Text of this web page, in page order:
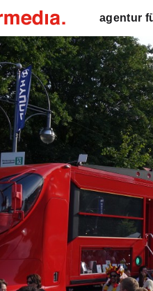
agentur